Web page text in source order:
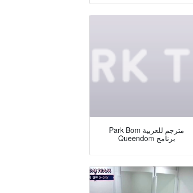
Park Bom مترجم للعربية
Queendom برنامج